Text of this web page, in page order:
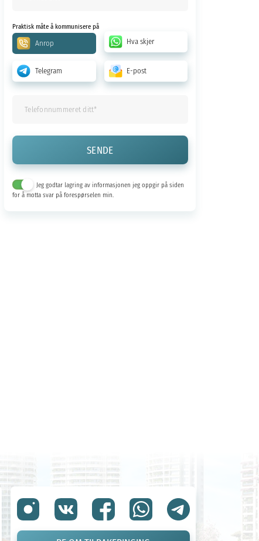
Praktisk måte å kommunisere på
Anrop Hva skjer
Telegram E-post
Jeg godtar lagring av informasjonen jeg oppgir på siden
for å motta svar på forespørselen min.